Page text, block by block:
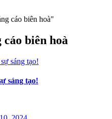
cáo biên hoà"
biên hoà
sáng tạo!